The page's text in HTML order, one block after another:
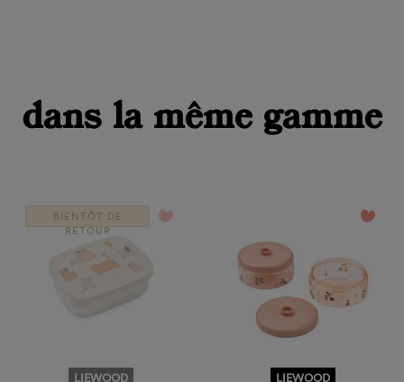
dans la même gamme
BIENTÔT DE
RETOUR
favorite_border
LIEWOOD
favorite_border
LIEWOOD